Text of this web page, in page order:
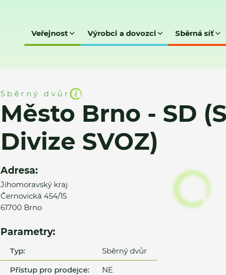
Veřejnost Výrobci a dovozci Sběrná síť
Sběrný dvůr
Město Brno - SD
Divize SVOZ)
Adresa:
Jihomoravský kraj
Černovická 454/15
61700 Brno
Parametry:
Typ:
Sběrný dvůr
Přístup pro prodejce:
NE